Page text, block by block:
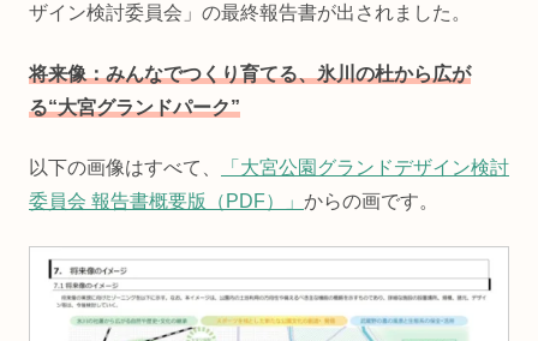
ザイン検討委員会」の最終報告書が出されました。
将来像：みんなでつくり育てる、氷川の杜から広が
る“大宮グランドパーク”
以下の画像はすべて、
「大宮公園グランドデザイン検討
委員会 報告書概要版（PDF）」 からの画です。